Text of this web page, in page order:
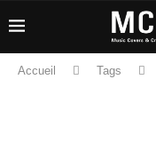
Accueil Tags